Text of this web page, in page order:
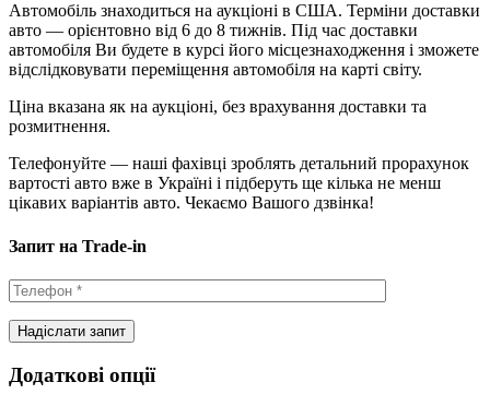
Автомобіль знаходиться на аукціоні в США. Терміни доставки
авто — орієнтовно від 6 до 8 тижнів. Під час доставки
автомобіля Ви будете в курсі його місцезнаходження і зможете
відслідковувати переміщення автомобіля на карті світу.
Ціна вказана як на аукціоні, без врахування доставки та
розмитнення.
Телефонуйте — наші фахівці зроблять детальний прорахунок
вартості авто вже в Україні і підберуть ще кілька не менш
цікавих варіантів авто. Чекаємо Вашого дзвінка!
Запит на Trade-in
Додаткові опції